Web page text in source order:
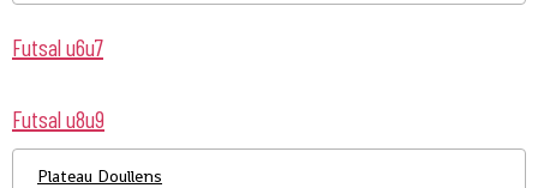
Futsal u6u7
Futsal u8u9
Plateau Doullens